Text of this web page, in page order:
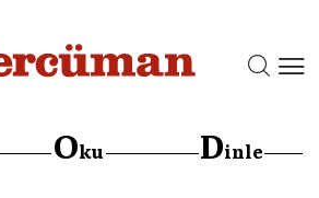
Oku Dinle